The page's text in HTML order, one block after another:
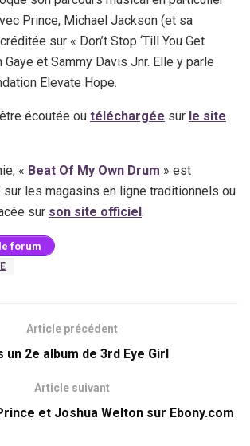
Prince, Michael Jackson (et sa
sur « Don’t Stop ‘Till You Get
Gaye et Sammy Davis Jnr. Elle y parle
Elevate Hope.
écoutée ou téléchargée sur le site
« Beat Of My Own Drum » est
sur les magasins en ligne traditionnels ou
sur son site officiel.
forum
Article précédent
un 2e album de 3rd Eye Girl
Article suivant
et Joshua Welton sur Ebony.com